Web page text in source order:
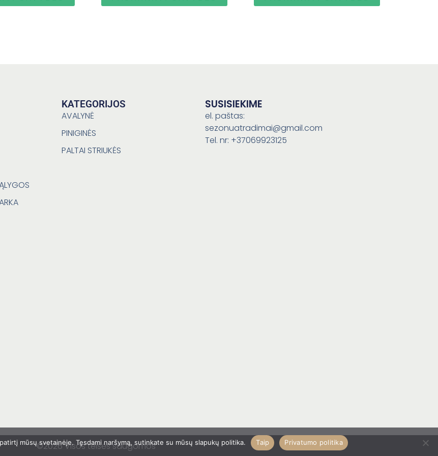
KATEGORIJOS
AVALYNĖ
PINIGINĖS
PALTAI STRIUKĖS
SUSISIEKIME
el. paštas:
sezonuatradimai@gmail.com
Tel. nr: +37069923125
©2026 Visos teisės saugomos
mūsų svetainėje. Tęsdami naršymą, sutinkate su mūsų slapukų politika. Taip Privatumo politika